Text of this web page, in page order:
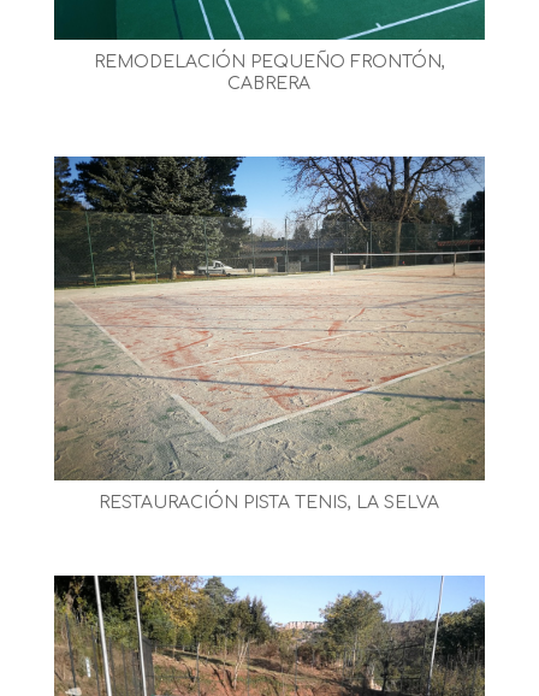
REMODELACIÓN PEQUEÑO FRONTÓN,
CABRERA
RESTAURACIÓN PISTA TENIS, LA SELVA